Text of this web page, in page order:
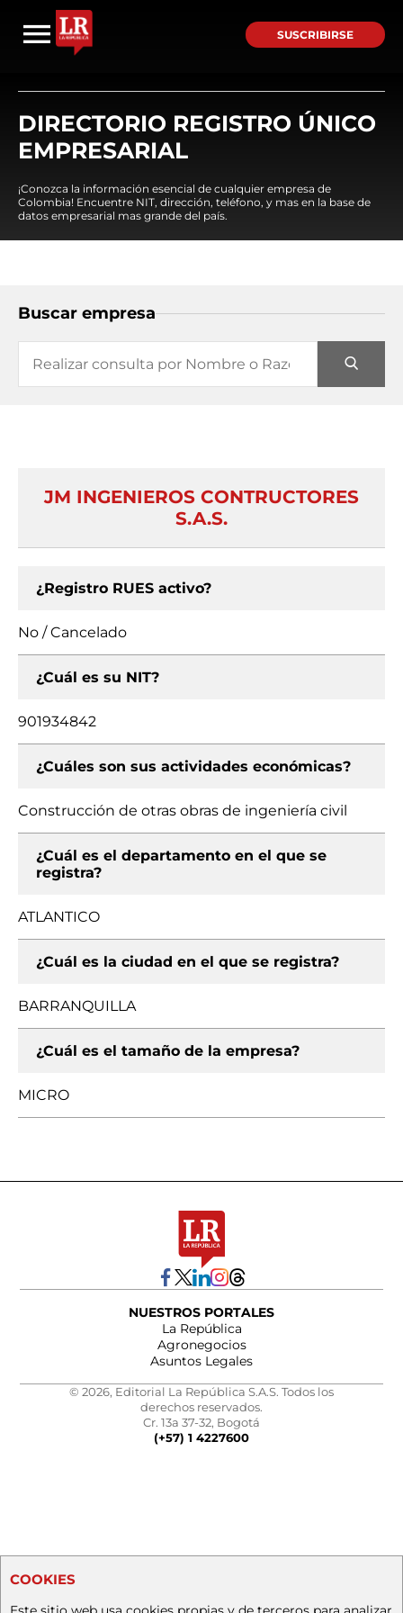
SUSCRIBIRSE
DIRECTORIO REGISTRO ÚNICO
EMPRESARIAL
¡Conozca la información esencial de cualquier empresa de
Colombia! Encuentre NIT, dirección, teléfono, y mas en la base de
datos empresarial mas grande del país.
Buscar empresa
JM INGENIEROS CONTRUCTORES
S.A.S.
¿Registro RUES activo?
No / Cancelado
¿Cuál es su NIT?
901934842
¿Cuáles son sus actividades económicas?
Construcción de otras obras de ingeniería civil
¿Cuál es el departamento en el que se
registra?
ATLANTICO
¿Cuál es la ciudad en el que se registra?
BARRANQUILLA
¿Cuál es el tamaño de la empresa?
MICRO
NUESTROS PORTALES
La República
Agronegocios
Asuntos Legales
© 2026, Editorial La República S.A.S. Todos los
derechos reservados.
Cr. 13a 37-32, Bogotá
(+57) 1 4227600
COOKIES